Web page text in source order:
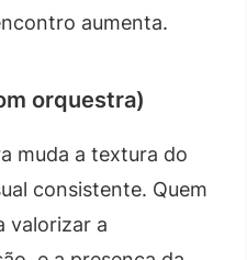
aumenta.
orquestra)
muda a textura do
consistente. Quem
valorizar a